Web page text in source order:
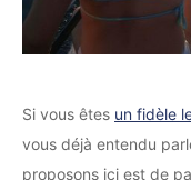
Si vous êtes un fidèle
vous déjà entendu
proposons ici est de